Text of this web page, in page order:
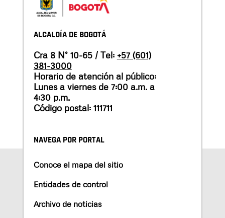
ALCALDÍA DE BOGOTÁ
Cra 8 N° 10-65 / Tel: +57 (601)
381-3000
Horario de atención al público:
Lunes a viernes de 7:00 a.m. a
4:30 p.m.
Código postal: 111711
NAVEGA POR PORTAL
Conoce el mapa del sitio
Entidades de control
Archivo de noticias